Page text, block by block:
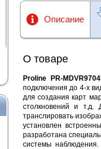
Proline PR-116BS
Описание
О товаре
Proline PR-
подключения до 4-х
для создания карт
столкновений и
транслировать
установлен
разработана
системы наблюдения.